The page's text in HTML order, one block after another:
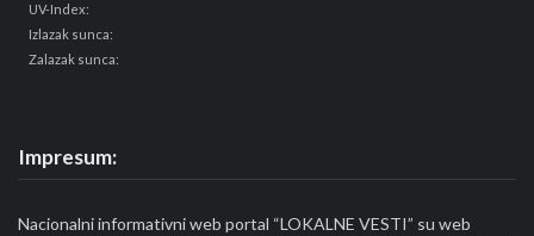
UV-Index:
Izlazak sunca:
Zalazak sunca:
Impresum:
Nacionalni informativni web portal “LOKALNE VESTI” su web